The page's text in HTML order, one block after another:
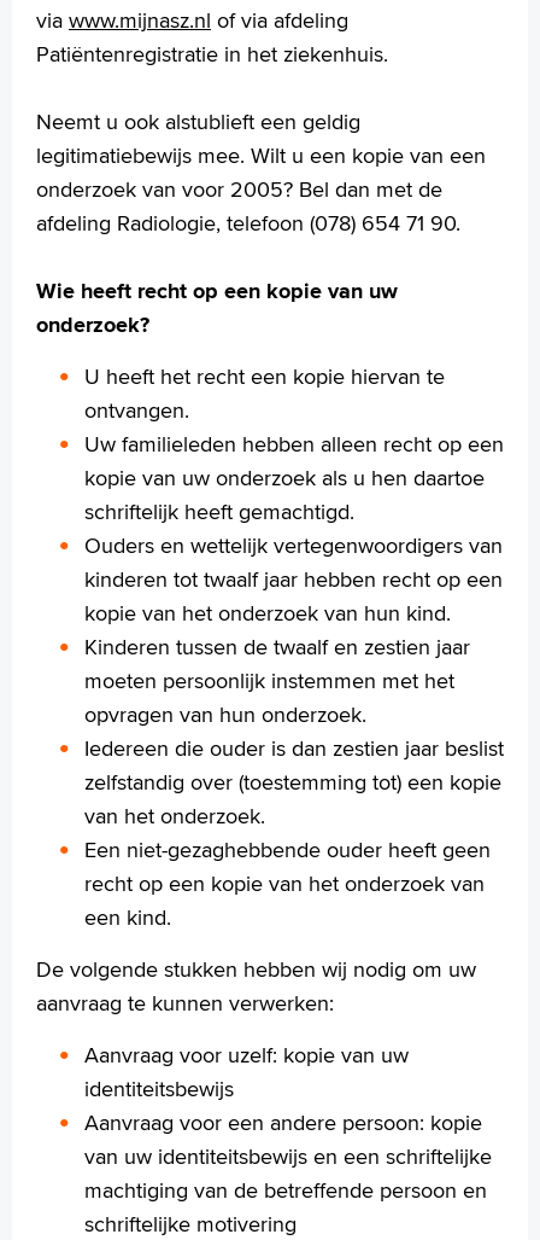
via www.mijnasz.nl of via afdeling
Patiëntenregistratie in het ziekenhuis.
Neemt u ook alstublieft een geldig
legitimatiebewijs mee. Wilt u een kopie van een
onderzoek van voor 2005? Bel dan met de
afdeling Radiologie, telefoon (078) 654 71 90.
Wie heeft recht op een kopie van uw
onderzoek?
U heeft het recht een kopie hiervan te
ontvangen.
Uw familieleden hebben alleen recht op een
kopie van uw onderzoek als u hen daartoe
schriftelijk heeft gemachtigd.
Ouders en wettelijk vertegenwoordigers van
kinderen tot twaalf jaar hebben recht op een
kopie van het onderzoek van hun kind.
Kinderen tussen de twaalf en zestien jaar
moeten persoonlijk instemmen met het
opvragen van hun onderzoek.
Iedereen die ouder is dan zestien jaar beslist
zelfstandig over (toestemming tot) een kopie
van het onderzoek.
Een niet-gezaghebbende ouder heeft geen
recht op een kopie van het onderzoek van
een kind.
De volgende stukken hebben wij nodig om uw
aanvraag te kunnen verwerken:
Aanvraag voor uzelf: kopie van uw
identiteitsbewijs
Aanvraag voor een andere persoon: kopie
van uw identiteitsbewijs en een schriftelijke
machtiging van de betreffende persoon en
schriftelijke motivering